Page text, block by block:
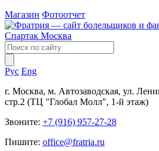
Магазин Фотоотчет
Рус Eng
г. Москва, м. Автозаводская, ул.
стр.2 (ТЦ "Глобал Молл", 1-й этаж)
Звоните: +7 (916) 957-27-28
Пишите: office@fratria.ru